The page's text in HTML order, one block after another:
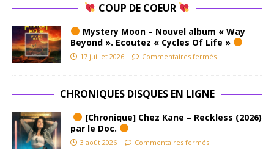
COUP DE COEUR
Mystery Moon – Nouvel album « Way
Beyond ». Ecoutez « Cycles Of Life »
17 juillet 2026 Commentaires fermés
CHRONIQUES DISQUES EN LIGNE
[Chronique] Chez Kane – Reckless (2026)
par le Doc.
3 août 2026 Commentaires fermés